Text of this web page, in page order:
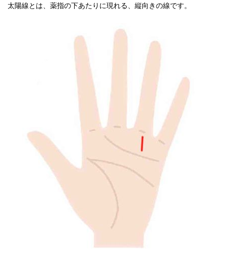
太陽線とは、薬指の下あたりに現れる、縦向きの線です。